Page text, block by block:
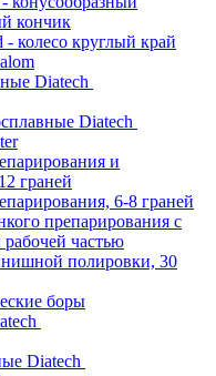
кончик
- колесо круглый край
Diatech
Diatech
и
граней
6-8 граней
препарирования с
рабочей частью
полировки, 30
боры
Diatech